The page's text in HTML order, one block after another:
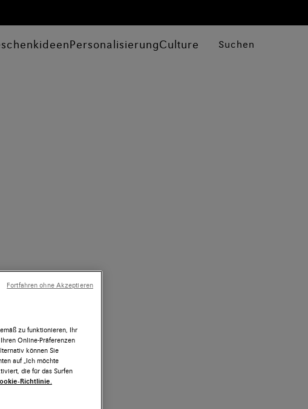
PersonalisierungCulture Suchen
zu funktionieren, Ihr
Online-Präferenzen
können Sie
auf „Ich möchte
die für das Surfen
Richtlinie.
Fortfahren ohne Akzeptieren